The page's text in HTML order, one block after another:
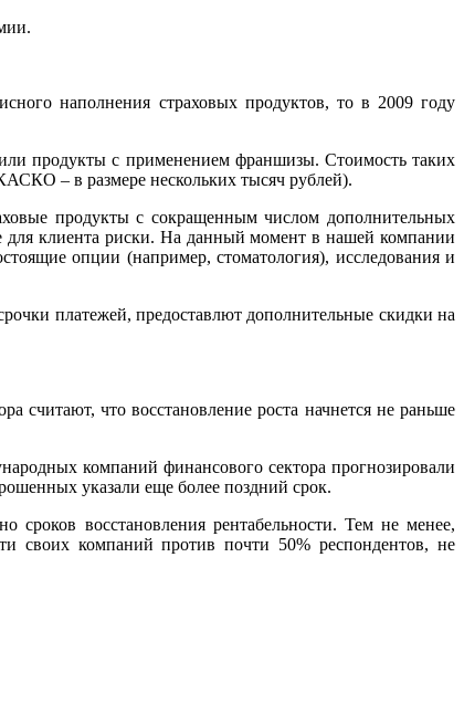
наполнения страховых продуктов, то в 2009 году
продукты с применением франшизы. Стоимость таких
– в размере нескольких тысяч рублей).
продукты с сокращенным числом дополнительных
клиента риски. На данный момент в нашей компании
опции (например, стоматология), исследования и
платежей, предоставлют дополнительные скидки на
что восстановление роста начнется не раньше
компаний финансового сектора прогнозировали
указали еще более поздний срок.
восстановления рентабельности. Тем не менее,
своих компаний против почти 50% респондентов, не